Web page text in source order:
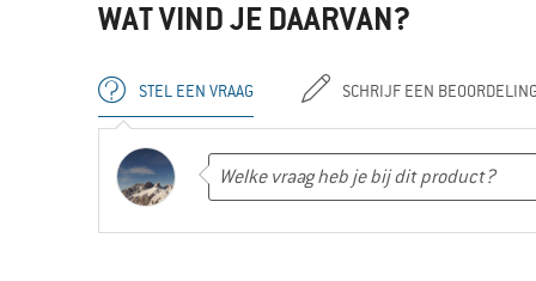
WAT VIND JE DAARVAN?
STEL EEN VRAAG SCHRIJF EEN